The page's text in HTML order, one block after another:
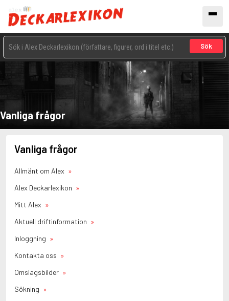
Sök
Vanliga frågor
Vanliga frågor
Allmänt om Alex
Alex Deckarlexikon
Mitt Alex
Aktuell driftinformation
Inloggning
Kontakta oss
Omslagsbilder
Sökning